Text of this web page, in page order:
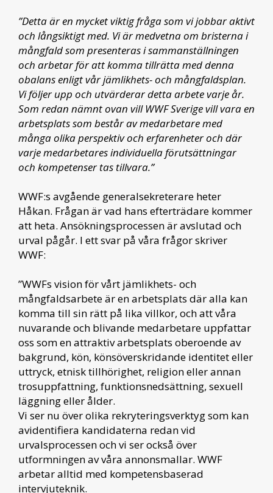
”Detta är en mycket viktig fråga som vi jobbar aktivt
och långsiktigt med. Vi är medvetna om bristerna i
mångfald som presenteras i sammanställningen
och arbetar för att komma tillrätta med denna
obalans enligt vår jämlikhets- och mångfaldsplan.
Vi följer upp och utvärderar detta arbete varje år.
Som redan nämnt ovan vill WWF Sverige vill vara en
arbetsplats som består av medarbetare med
många olika perspektiv och erfarenheter och där
varje medarbetares individuella förutsättningar
och kompetenser tas tillvara.”
WWF:s avgående generalsekreterare heter
Håkan. Frågan är vad hans efterträdare kommer
att heta. Ansökningsprocessen är avslutad och
urval pågår. I ett svar på våra frågor skriver
WWF:
”WWFs vision för vårt jämlikhets- och
mångfaldsarbete är en arbetsplats där alla kan
komma till sin rätt på lika villkor, och att våra
nuvarande och blivande medarbetare uppfattar
oss som en attraktiv arbetsplats oberoende av
bakgrund, kön, könsöverskridande identitet eller
uttryck, etnisk tillhörighet, religion eller annan
trosuppfattning, funktionsnedsättning, sexuell
läggning eller ålder.
Vi ser nu över olika rekryteringsverktyg som kan
avidentifiera kandidaterna redan vid
urvalsprocessen och vi ser också över
utformningen av våra annonsmallar. WWF
arbetar alltid med kompetensbaserad
intervjuteknik.